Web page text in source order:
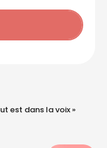
est dans la voix »